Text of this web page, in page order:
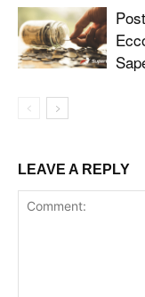
LEAVE A REPLY